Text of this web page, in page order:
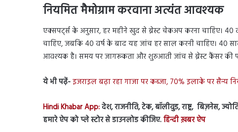
नियमित मैमोग्राम करवाना अत्यंत आवश्यक
एक्सपर्ट्स के अनुसार, हर महीने खुद से ब्रेस्ट चेकअप करना चाहिए।
चाहिए, जबकि 40 वर्ष के बाद यह जांच हर साल करनी चाहिए। 40
आवश्यक है। समय पर जागरूकता और शुरुआती जांच से ब्रेस्ट कैंसर की
ये भी पढ़ें-इजराइल बढ़ा रहा गाजा पर कब्जा, 70% इलाके पर सैन्य
Hindi Khabar App:देश, राजनीति, टेक, बॉलीवुड, राष्ट्र, बिज़नेस,
हमारे ऐप को प्ले स्टोर से डाउनलोड कीजिए.हिन्दी ख़बर ऐप